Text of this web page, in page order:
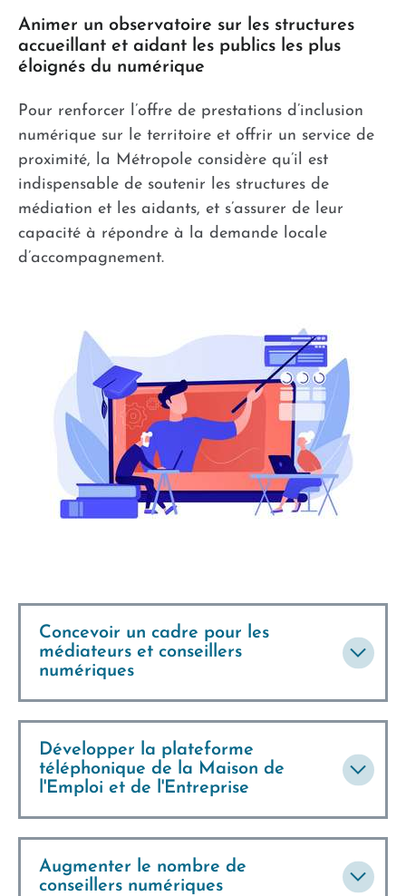
Animer un observatoire sur les structures
accueillant et aidant les publics les plus
éloignés du numérique
Pour renforcer l’offre de prestations d’inclusion
numérique sur le territoire et offrir un service de
proximité, la Métropole considère qu’il est
indispensable de soutenir les structures de
médiation et les aidants, et s’assurer de leur
capacité à répondre à la demande locale
d’accompagnement.
Concevoir un cadre pour les
médiateurs et conseillers
numériques
Développer la plateforme
téléphonique de la Maison de
l'Emploi et de l'Entreprise
Augmenter le nombre de
conseillers numériques